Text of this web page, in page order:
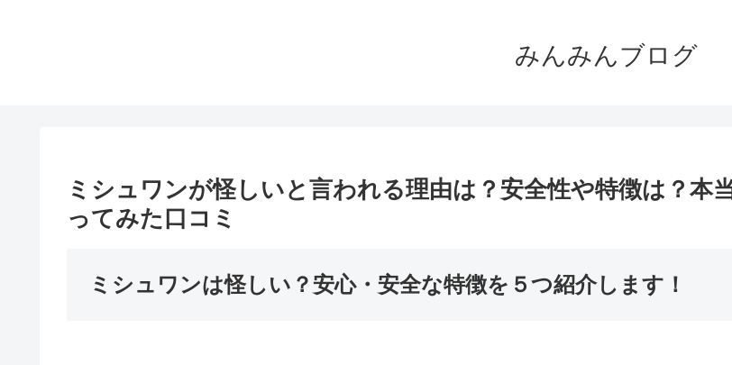
みんみんブログ
ミシュワンが怪しいと言われる理由は？安全性や特徴は？本
ってみた口コミ
ミシュワンは怪しい？安心・安全な特徴を５つ紹介します！